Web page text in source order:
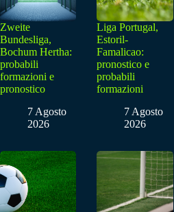
Zweite
Bundesliga,
Bochum Hertha:
probabili
formazioni e
pronostico
7 Agosto
2026
Liga Portugal,
Estoril-
Famalicao:
pronostico e
probabili
formazioni
7 Agosto
2026